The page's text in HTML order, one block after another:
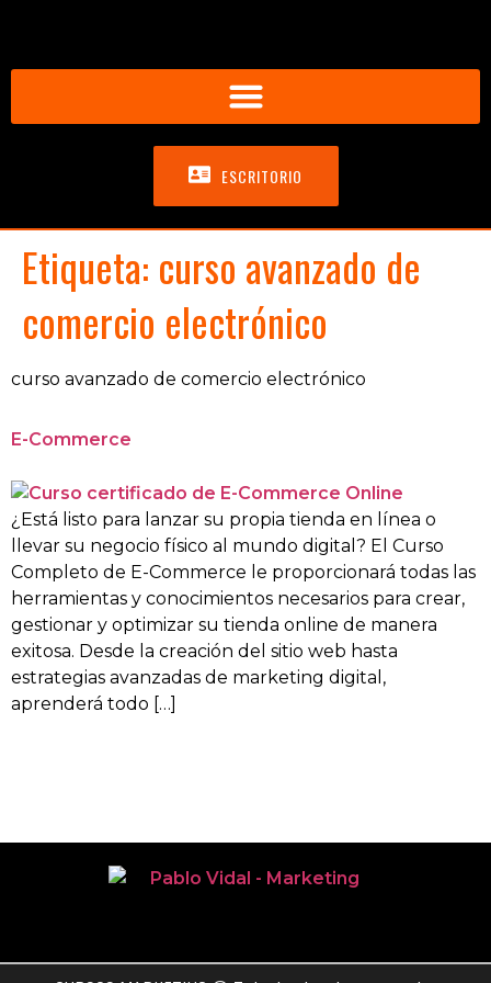
ESCRITORIO
Etiqueta: curso avanzado de
comercio electrónico
curso avanzado de comercio electrónico
E-Commerce
¿Está listo para lanzar su propia tienda en línea o
llevar su negocio físico al mundo digital? El Curso
Completo de E-Commerce le proporcionará todas las
herramientas y conocimientos necesarios para crear,
gestionar y optimizar su tienda online de manera
exitosa. Desde la creación del sitio web hasta
estrategias avanzadas de marketing digital,
aprenderá todo […]